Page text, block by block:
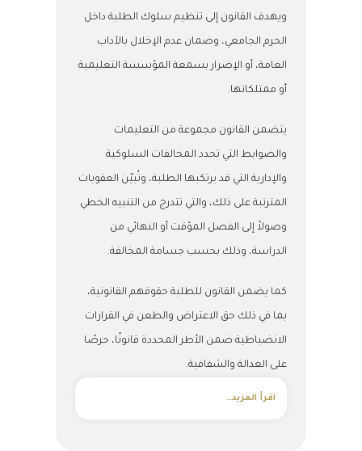
ويهدف القانون إلى تنظيم سلوك الطلبة داخل
الحرم الجامعي، وضمان عدم الإخلال بالآداب
العامة، أو الإضرار بسمعة المؤسسة التعليمية
أو ممتلكاتها.
يتضمن القانون مجموعة من التعليمات
والضوابط التي تحدد المخالفات السلوكية
والإدارية التي قد يرتكبها الطلبة، وتُبيّن العقوبات
المترتبة على ذلك، والتي تتدرج من التنبيه الخطي
وصولاً إلى الفصل المؤقت أو النهائي من
الدراسة، وذلك بحسب جسامة المخالفة.
كما يضمن القانون للطلبة حقوقهم القانونية،
بما في ذلك حق الاعتراض والطعن في القرارات
الانضباطية ضمن الأطر المحددة قانونًا، حرصًا
على العدالة والشفافية.
اقرأ المزيد…